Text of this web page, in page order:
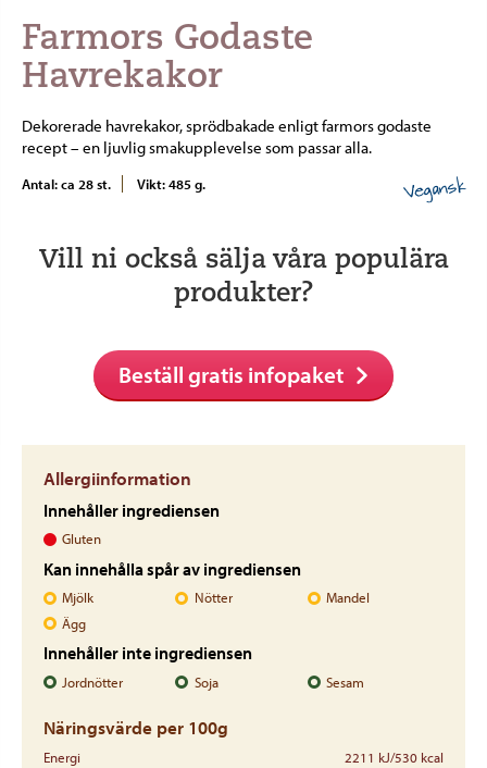
Farmors Godaste
Havrekakor
Dekorerade havrekakor, sprödbakade enligt farmors godaste
recept – en ljuvlig smakupplevelse som passar alla.
Antal: ca 28 st. Vikt: 485 g. Vegansk
Vill ni också sälja våra populära
produkter?
Beställ gratis infopaket
Allergiinformation
Innehåller ingrediensen
Gluten
Kan innehålla spår av ingrediensen
Mjölk Nötter
Mandel
Ägg
Innehåller inte ingrediensen
Jordnötter Soja Sesam
Näringsvärde per 100g
Energi
2211 kJ/530 kcal